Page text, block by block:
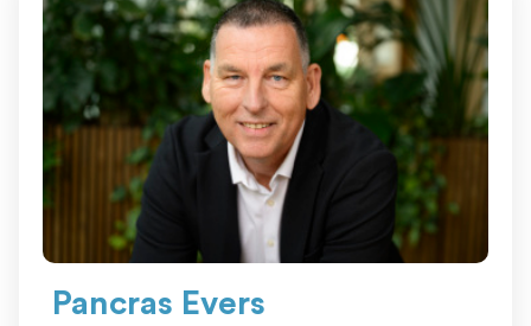
Pancras Evers